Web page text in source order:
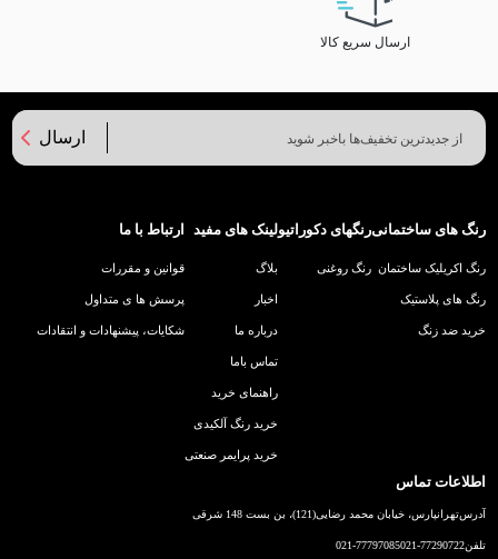
ارسال سریع کالا
ارسال
رنگ های ساختمانی
رنگ اکریلیک ساختمان
رنگ های پلاستیک
خرید ضد زنگ
رنگهای دکوراتیو
رنگ روغنی
لینک های مفید
بلاگ
اخبار
درباره ما
تماس باما
راهنمای خرید
خرید رنگ آلکیدی
خرید پرایمر صنعتی
ارتباط با ما
قوانین و مقررات
پرسش ها ی متداول
شکایات، پیشنهادات و انتقادات
اطلاعات تماس
آدرستهرانپارس، خیابان محمد رضایی(121)، بن بست 148 شرقی
تلفن021-77290722
021-77797085